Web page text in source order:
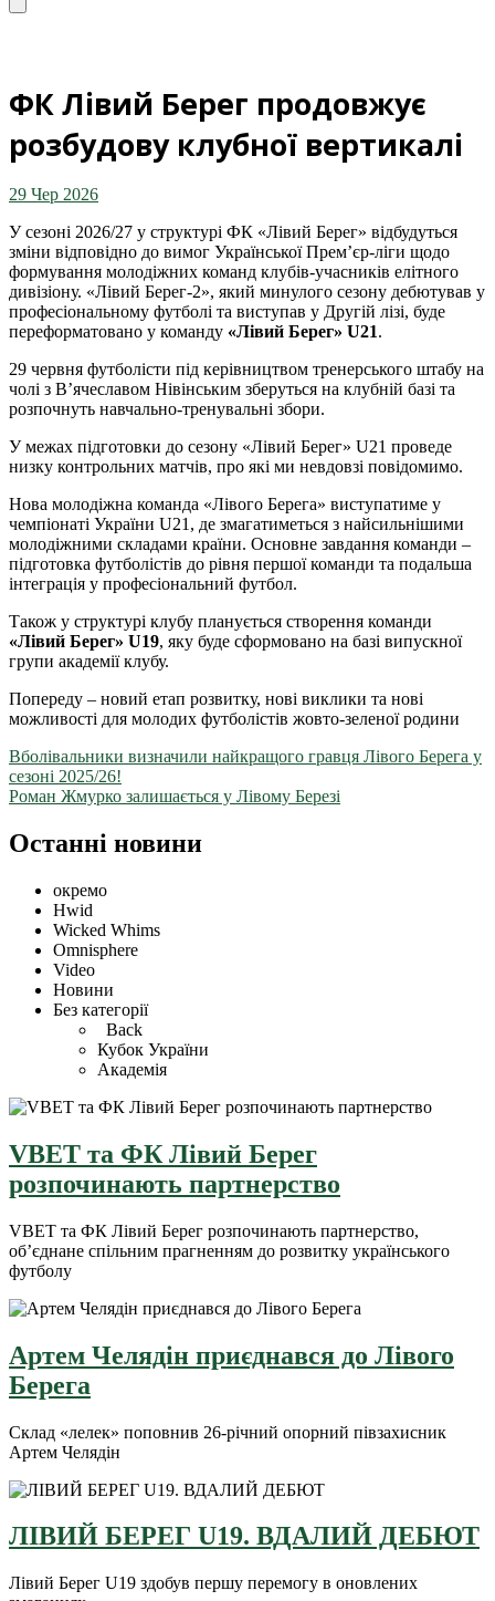
ФК Лівий Берег продовжує
розбудову клубної вертикалі
29 Чер 2026
У сезоні 2026/27 у структурі ФК «Лівий Берег» відбудуться
зміни відповідно до вимог Української Прем’єр-ліги щодо
формування молодіжних команд клубів-учасників елітного
дивізіону. «Лівий Берег-2», який минулого сезону дебютував у
професіональному футболі та виступав у Другій лізі, буде
переформатовано у команду «Лівий Берег» U21.
29 червня футболісти під керівництвом тренерського штабу на
чолі з В’ячеславом Нівінським зберуться на клубній базі та
розпочнуть навчально-тренувальні збори.
У межах підготовки до сезону «Лівий Берег» U21 проведе
низку контрольних матчів, про які ми невдовзі повідомимо.
Нова молодіжна команда «Лівого Берега» виступатиме у
чемпіонаті України U21, де змагатиметься з найсильнішими
молодіжними складами країни. Основне завдання команди –
підготовка футболістів до рівня першої команди та подальша
інтеграція у професіональний футбол.
Також у структурі клубу планується створення команди
«Лівий Берег» U19, яку буде сформовано на базі випускної
групи академії клубу.
Попереду – новий етап розвитку, нові виклики та нові
можливості для молодих футболістів жовто-зеленої родини
Вболівальники визначили найкращого гравця Лівого Берега у
сезоні 2025/26!
Роман Жмурко залишається у Лівому Березі
Останні новини
окремо
Hwid
Wicked Whims
Omnisphere
Video
Новини
Без категорії
Back
Кубок України
Академія
VBET та ФК Лівий Берег
розпочинають партнерство
VBET та ФК Лівий Берег розпочинають партнерство,
об’єднане спільним прагненням до розвитку українського
футболу
Артем Челядін приєднався до Лівого
Берега
Склад «лелек» поповнив 26-річний опорний півзахисник
Артем Челядін
ЛІВИЙ БЕРЕГ U19. ВДАЛИЙ ДЕБЮТ
Лівий Берег U19 здобув першу перемогу в оновлених